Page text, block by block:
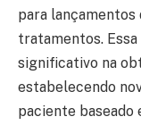
para lançamentos
tratamentos.
significativo na
estabelecendo
paciente baseado